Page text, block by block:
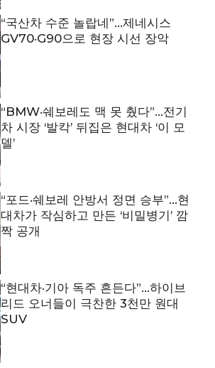
“국산차 수준 놀랍네”…제네시스
GV70·G90으로 현장 시선 장악
“BMW·쉐보레도 맥 못 췄다”…전기
차 시장 ‘발칵’ 뒤집은 현대차 ‘이 모
델’
“포드·쉐보레 안방서 정면 승부”…현
대차가 작심하고 만든 ‘비밀병기’ 깜
짝 공개
“현대차·기아 독주 흔든다”…하이브
리드 오너들이 극찬한 3천만 원대
SUV